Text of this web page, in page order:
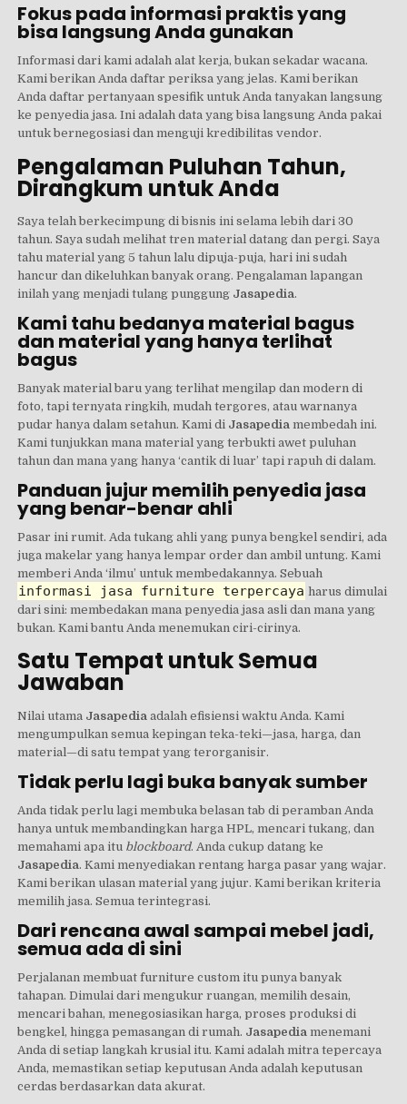
Fokus pada informasi praktis yang
bisa langsung Anda gunakan
Informasi dari kami adalah alat kerja, bukan sekadar wacana.
Kami berikan Anda daftar periksa yang jelas. Kami berikan
Anda daftar pertanyaan spesifik untuk Anda tanyakan langsung
ke penyedia jasa. Ini adalah data yang bisa langsung Anda pakai
untuk bernegosiasi dan menguji kredibilitas vendor.
Pengalaman Puluhan Tahun,
Dirangkum untuk Anda
Saya telah berkecimpung di bisnis ini selama lebih dari 30
tahun. Saya sudah melihat tren material datang dan pergi. Saya
tahu material yang 5 tahun lalu dipuja-puja, hari ini sudah
hancur dan dikeluhkan banyak orang. Pengalaman lapangan
inilah yang menjadi tulang punggung Jasapedia.
Kami tahu bedanya material bagus
dan material yang hanya terlihat
bagus
Banyak material baru yang terlihat mengilap dan modern di
foto, tapi ternyata ringkih, mudah tergores, atau warnanya
pudar hanya dalam setahun. Kami di Jasapedia membedah ini.
Kami tunjukkan mana material yang terbukti awet puluhan
tahun dan mana yang hanya ‘cantik di luar’ tapi rapuh di dalam.
Panduan jujur memilih penyedia jasa
yang benar-benar ahli
Pasar ini rumit. Ada tukang ahli yang punya bengkel sendiri, ada
juga makelar yang hanya lempar order dan ambil untung. Kami
memberi Anda ‘ilmu’ untuk membedakannya. Sebuah
informasi jasa furniture terpercaya harus dimulai
dari sini: membedakan mana penyedia jasa asli dan mana yang
bukan. Kami bantu Anda menemukan ciri-cirinya.
Satu Tempat untuk Semua
Jawaban
Nilai utama Jasapedia adalah efisiensi waktu Anda. Kami
mengumpulkan semua kepingan teka-teki—jasa, harga, dan
material—di satu tempat yang terorganisir.
Tidak perlu lagi buka banyak sumber
Anda tidak perlu lagi membuka belasan tab di peramban Anda
hanya untuk membandingkan harga HPL, mencari tukang, dan
memahami apa itu blockboard. Anda cukup datang ke
Jasapedia. Kami menyediakan rentang harga pasar yang wajar.
Kami berikan ulasan material yang jujur. Kami berikan kriteria
memilih jasa. Semua terintegrasi.
Dari rencana awal sampai mebel jadi,
semua ada di sini
Perjalanan membuat furniture custom itu punya banyak
tahapan. Dimulai dari mengukur ruangan, memilih desain,
mencari bahan, menegosiasikan harga, proses produksi di
bengkel, hingga pemasangan di rumah. Jasapedia menemani
Anda di setiap langkah krusial itu. Kami adalah mitra tepercaya
Anda, memastikan setiap keputusan Anda adalah keputusan
cerdas berdasarkan data akurat.